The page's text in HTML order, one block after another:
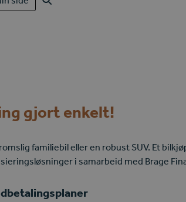
gjort enkelt!
familiebil eller en robust SUV. Et
i samarbeid med Brage